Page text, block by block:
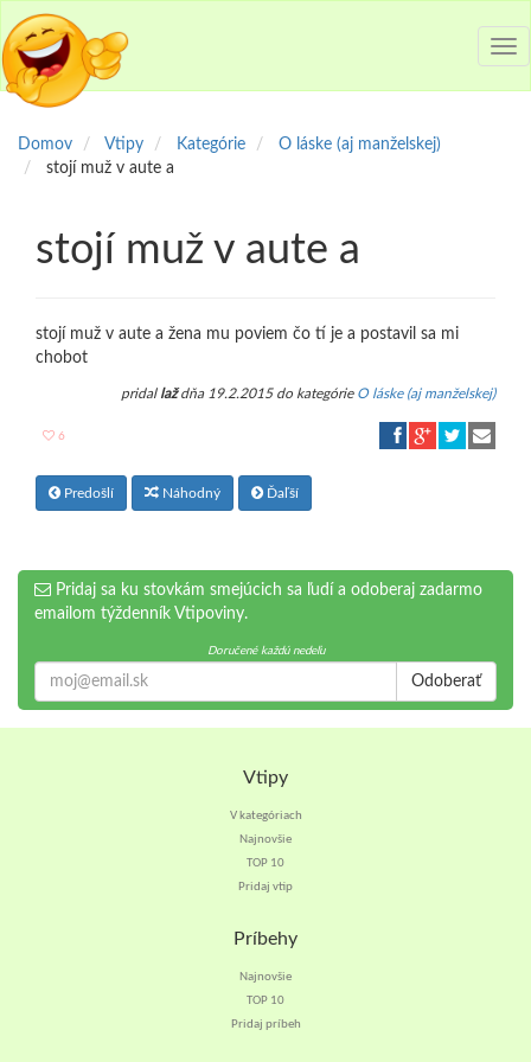
Domov Vtipy Kategórie
O láske (aj manželskej)
stojí muž v aute a
stojí muž v aute a
stojí muž v aute a žena mu poviem čo tí je a postavil sa mi
chobot
pridal laždňa 19.2.2015 do kategórie O láske (aj manželskej)
6
Predošlí Náhodný Ďaľší
Pridaj sa ku stovkám smejúcich sa ľudí a odoberaj zadarmo
emailom týždenník Vtipoviny.
Doručené každú nedeľu
Odoberať
Vtipy
V kategóriach
Najnovšie
TOP 10
Pridaj vtip
Príbehy
Najnovšie
TOP 10
Pridaj príbeh